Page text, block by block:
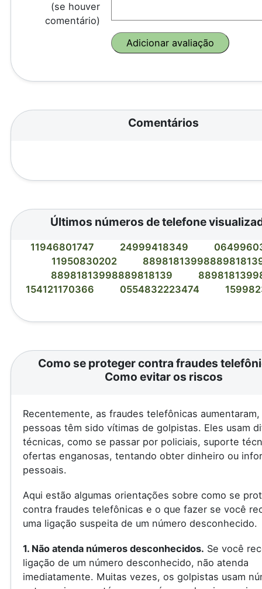
(se houver
comentário)
Comentários
Últimos números de telefone
11946801747 24999418349
11950830202
88981813998889818139
154121170366
0554832223474
Como se proteger contra fraudes
Como evitar os riscos
Recentemente, as fraudes telefônicas
pessoas têm sido vítimas de golpistas. Eles usam
técnicas, como se passar por policiais, suporte
ofertas enganosas, tentando obter dinheiro ou
pessoais.
Aqui estão algumas orientações sobre como se
contra fraudes telefônicas e o que fazer se você
uma ligação suspeita de um número desconhecido.
1. Não atenda números desconhecidos. Se você
ligação de um número desconhecido, não atenda
imediatamente. Muitas vezes, os golpistas usam